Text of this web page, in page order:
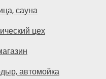
сауна
цех
автомойка